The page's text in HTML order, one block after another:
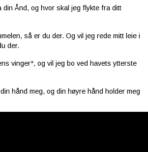
din Ånd, og hvor skal jeg flykte fra ditt
så er du der. Og vil jeg rede mitt leie i
der.
vinger*, og vil jeg bo ved havets ytterste
hånd meg, og din høyre hånd holder meg